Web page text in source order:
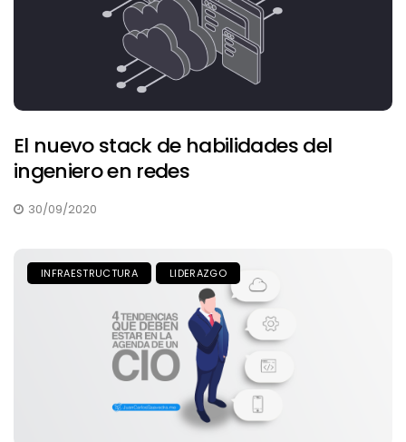
El nuevo stack de habilidades del
ingeniero en redes
30/09/2020
INFRAESTRUCTURA LIDERAZGO